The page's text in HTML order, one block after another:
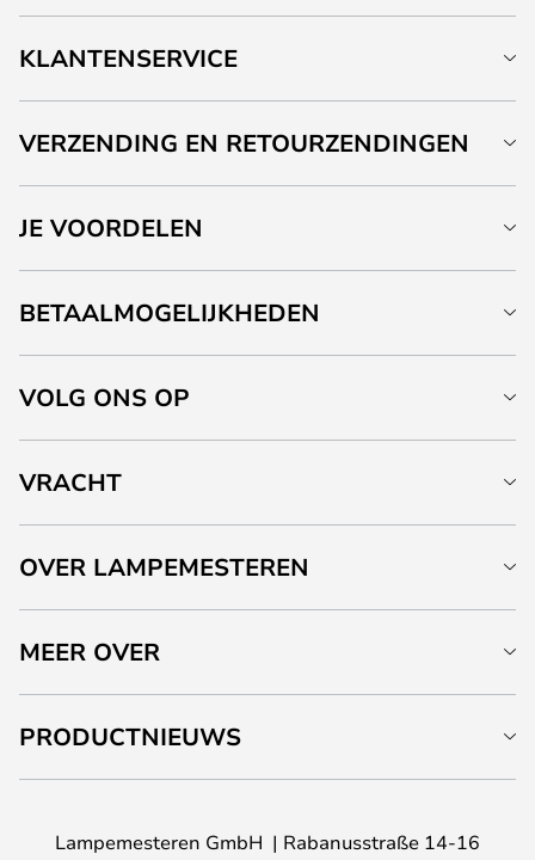
KLANTENSERVICE
VERZENDING EN RETOURZENDINGEN
JE VOORDELEN
BETAALMOGELIJKHEDEN
VOLG ONS OP
VRACHT
OVER LAMPEMESTEREN
MEER OVER
PRODUCTNIEUWS
Lampemesteren GmbH Rabanusstraße 14-16